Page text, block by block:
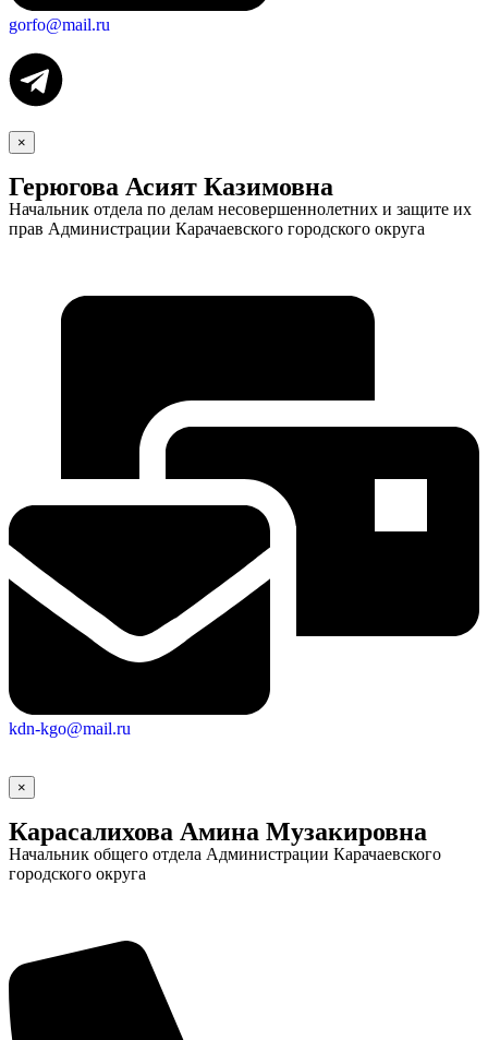
Экономика
gorfo@mail.ru
×
Герюгова Асият Казимовна
Начальник отдела по делам несовершеннолетних и защите их
прав Администрации Карачаевского городского округа
kdn-kgo@mail.ru
×
Карасалихова Амина Музакировна
Начальник общего отдела Администрации Карачаевского
городского округа